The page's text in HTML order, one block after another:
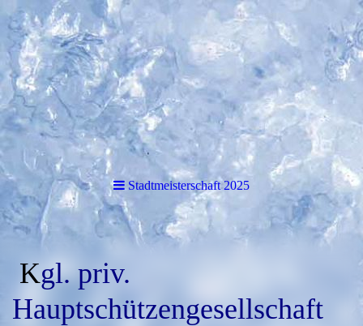
Stadtmeisterschaft 2025
Kgl. priv.
Hauptschützengesellschaft